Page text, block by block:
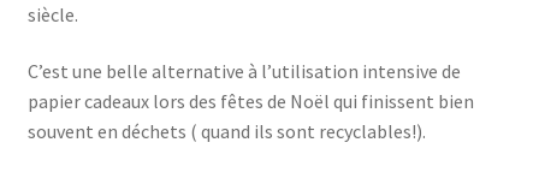
siècle.
C’est une belle alternative à l’utilisation intensive de
papier cadeaux lors des fêtes de Noël qui finissent bien
souvent en déchets ( quand ils sont recyclables!).